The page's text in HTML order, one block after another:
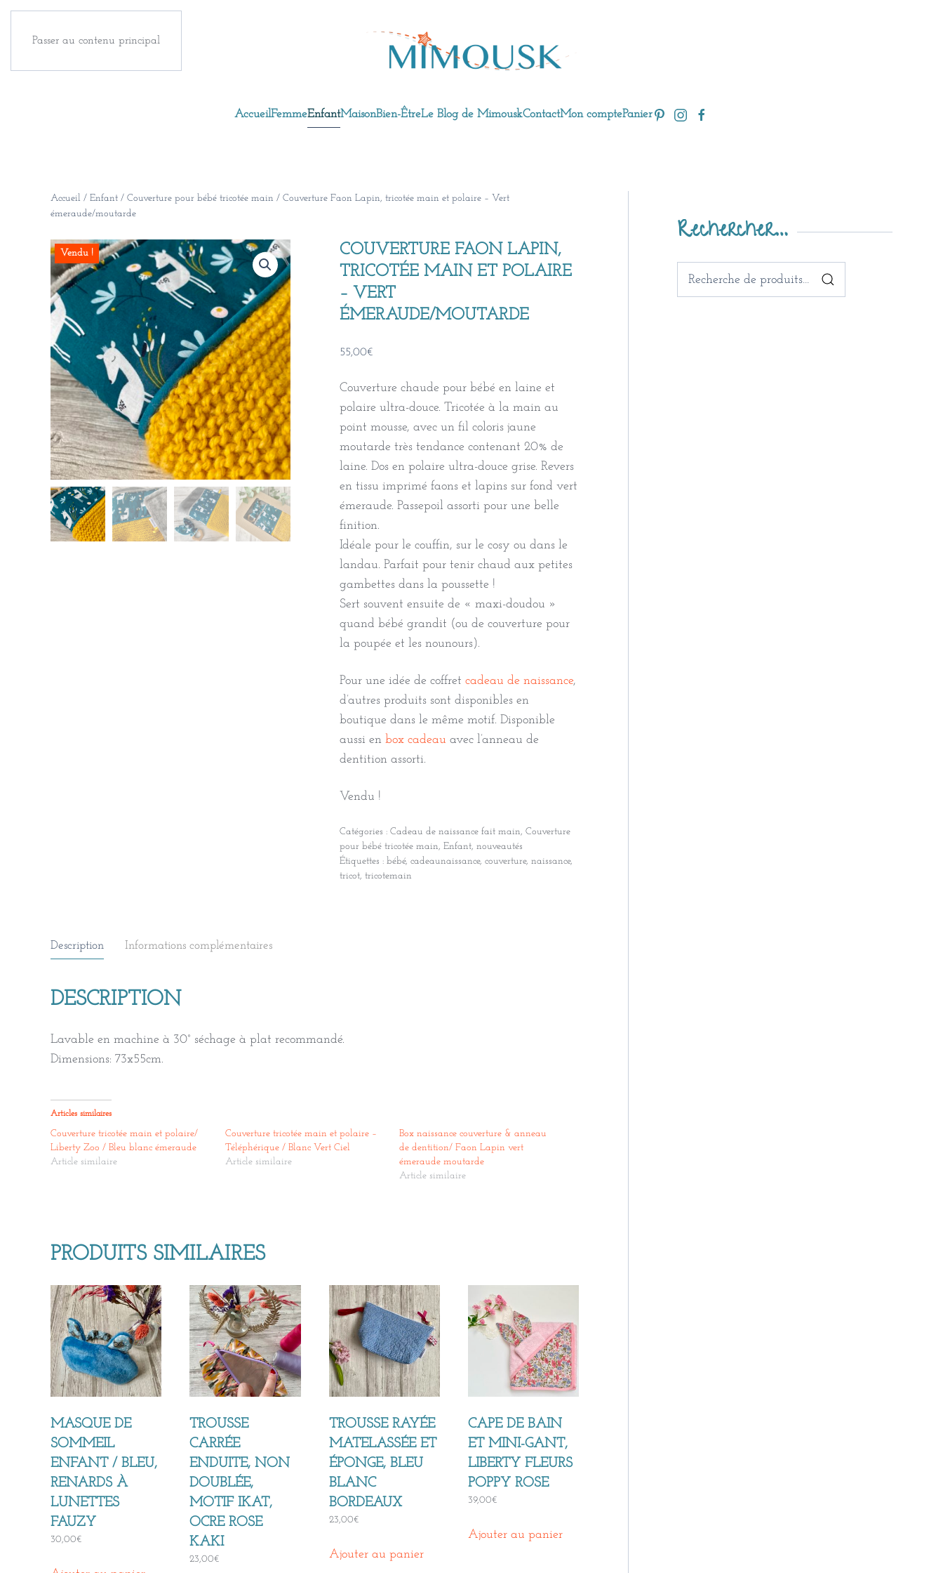
Passer au contenu principal
AccueilFemmeEnfantMaisonBien-ÊtreLe Blog de MimouskContactMon comptePanier
Accueil / Enfant / Couverture pour bébé tricotée main / Couverture Faon Lapin, tricotée main et polaire – Vert
émeraude/moutarde
Vendu !
COUVERTURE FAON LAPIN,
TRICOTÉE MAIN ET POLAIRE
– VERT
ÉMERAUDE/MOUTARDE
55,00€
Couverture chaude pour bébé en laine et
polaire ultra-douce. Tricotée à la main au
point mousse, avec un fil coloris jaune
moutarde très tendance contenant 20% de
laine. Dos en polaire ultra-douce grise. Revers
en tissu imprimé faons et lapins sur fond vert
émeraude. Passepoil assorti pour une belle
finition.
Idéale pour le couffin, sur le cosy ou dans le
landau. Parfait pour tenir chaud aux petites
gambettes dans la poussette !
Sert souvent ensuite de « maxi-doudou »
quand bébé grandit (ou de couverture pour
la poupée et les nounours).
Pour une idée de coffret cadeau de naissance,
d’autres produits sont disponibles en
boutique dans le même motif. Disponible
aussi en box cadeau avec l’anneau de
dentition assorti.
Vendu !
Catégories : Cadeau de naissance fait main, Couverture
pour bébé tricotée main, Enfant, nouveautés
Étiquettes : bébé, cadeaunaissance, couverture, naissance,
tricot, tricotemain
Description Informations complémentaires
DESCRIPTION
Lavable en machine à 30° séchage à plat recommandé.
Dimensions: 73x55cm.
Articles similaires
Couverture tricotée main et polaire/
Liberty Zoo / Bleu blanc émeraude
Article similaire
Couverture tricotée main et polaire –
Téléphérique / Blanc Vert Ciel
Article similaire
Box naissance couverture & anneau
de dentition/ Faon Lapin vert
émeraude moutarde
Article similaire
PRODUITS SIMILAIRES
MASQUE DE
SOMMEIL
ENFANT / BLEU,
RENARDS À
LUNETTES
FAUZY
30,00€
TROUSSE
CARRÉE
ENDUITE, NON
DOUBLÉE,
MOTIF IKAT,
OCRE ROSE
KAKI
23,00€
TROUSSE RAYÉE
MATELASSÉE ET
ÉPONGE, BLEU
BLANC
BORDEAUX
23,00€
Ajouter au panier
CAPE DE BAIN
ET MINI-GANT,
LIBERTY FLEURS
POPPY ROSE
39,00€
Ajouter au panier
Rechercher…
Recherche